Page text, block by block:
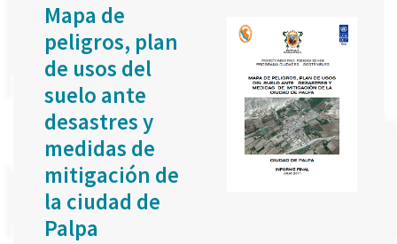
Mapa de
peligros, plan
de usos del
suelo ante
desastres y
medidas de
mitigación de
la ciudad de
Palpa